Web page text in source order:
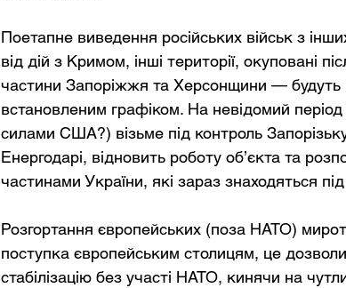
Поетапне виведення російських військ з
від дій з Кримом, інші території, окуповані
частини Запоріжжя та Херсонщини — будуть
встановленим графіком. На невідомий
силами США?) візьме під контроль
Енергодарі, відновить роботу об’єкта та
частинами України, які зараз знаходяться
Розгортання європейських (поза НАТО)
поступка європейським столицям, це
стабілізацію без участі НАТО, кинячи на